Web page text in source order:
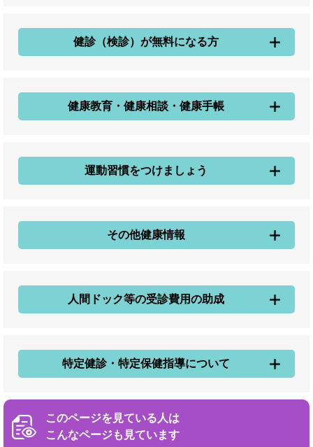
健診（検診）が無料になる方
健康教育・健康相談・健康手帳
運動習慣をつけましょう
その他健康情報
人間ドック等の受診費用の助成
特定健診・特定保健指導について
このページを見ている人は
こんなページも見ています